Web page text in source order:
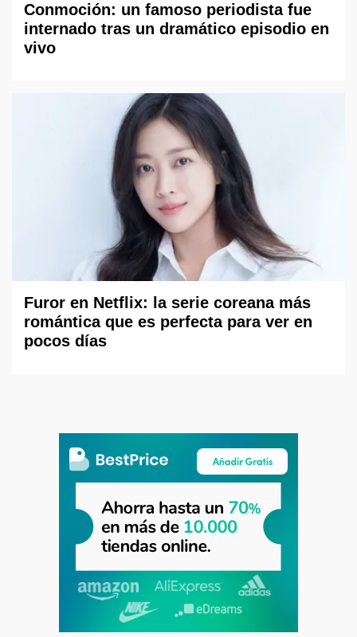
Conmoción: un famoso periodista fue
internado tras un dramático episodio en
vivo
Furor en Netflix: la serie coreana más
romántica que es perfecta para ver en
pocos días